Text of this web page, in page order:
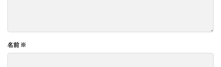
名前 ※